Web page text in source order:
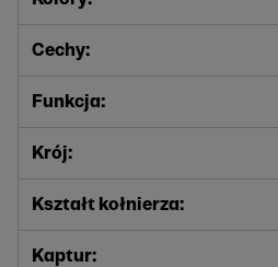
Cechy:
Funkcja:
Krój:
Kształt kołnierza:
Kaptur: